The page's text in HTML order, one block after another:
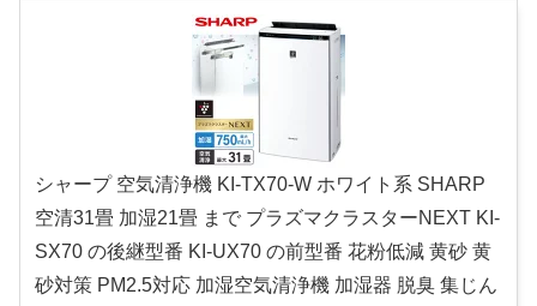
シャープ 空気清浄機 KI-TX70-W ホワイト系 SHARP
空清31畳 加湿21畳 まで プラズマクラスターNEXT KI-
SX70 の後継型番 KI-UX70 の前型番 花粉低減 黄砂 黄
砂対策 PM2.5対応 加湿空気清浄機 加湿器 脱臭 集じん